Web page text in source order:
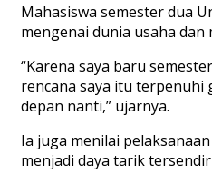
Mahasiswa semester dua
mengenai dunia usaha
“Karena saya baru
rencana saya itu terpenuhi
depan nanti,” ujarnya.
Ia juga menilai
menjadi daya tarik